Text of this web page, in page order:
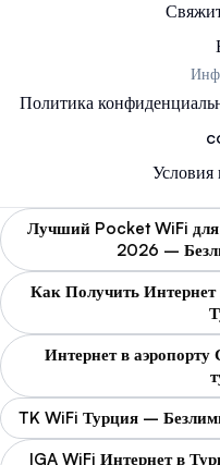
Политика
Лучший Pocket WiFi для
2026 –
Как Получить
Интернет в
TK WiFi Турция –
IGA WiFi Интернет в